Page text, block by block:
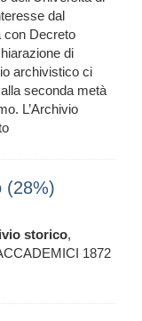
dal
con Decreto
di
archivistico ci
seconda metà
L’Archivio
(28%)
storico,
1872